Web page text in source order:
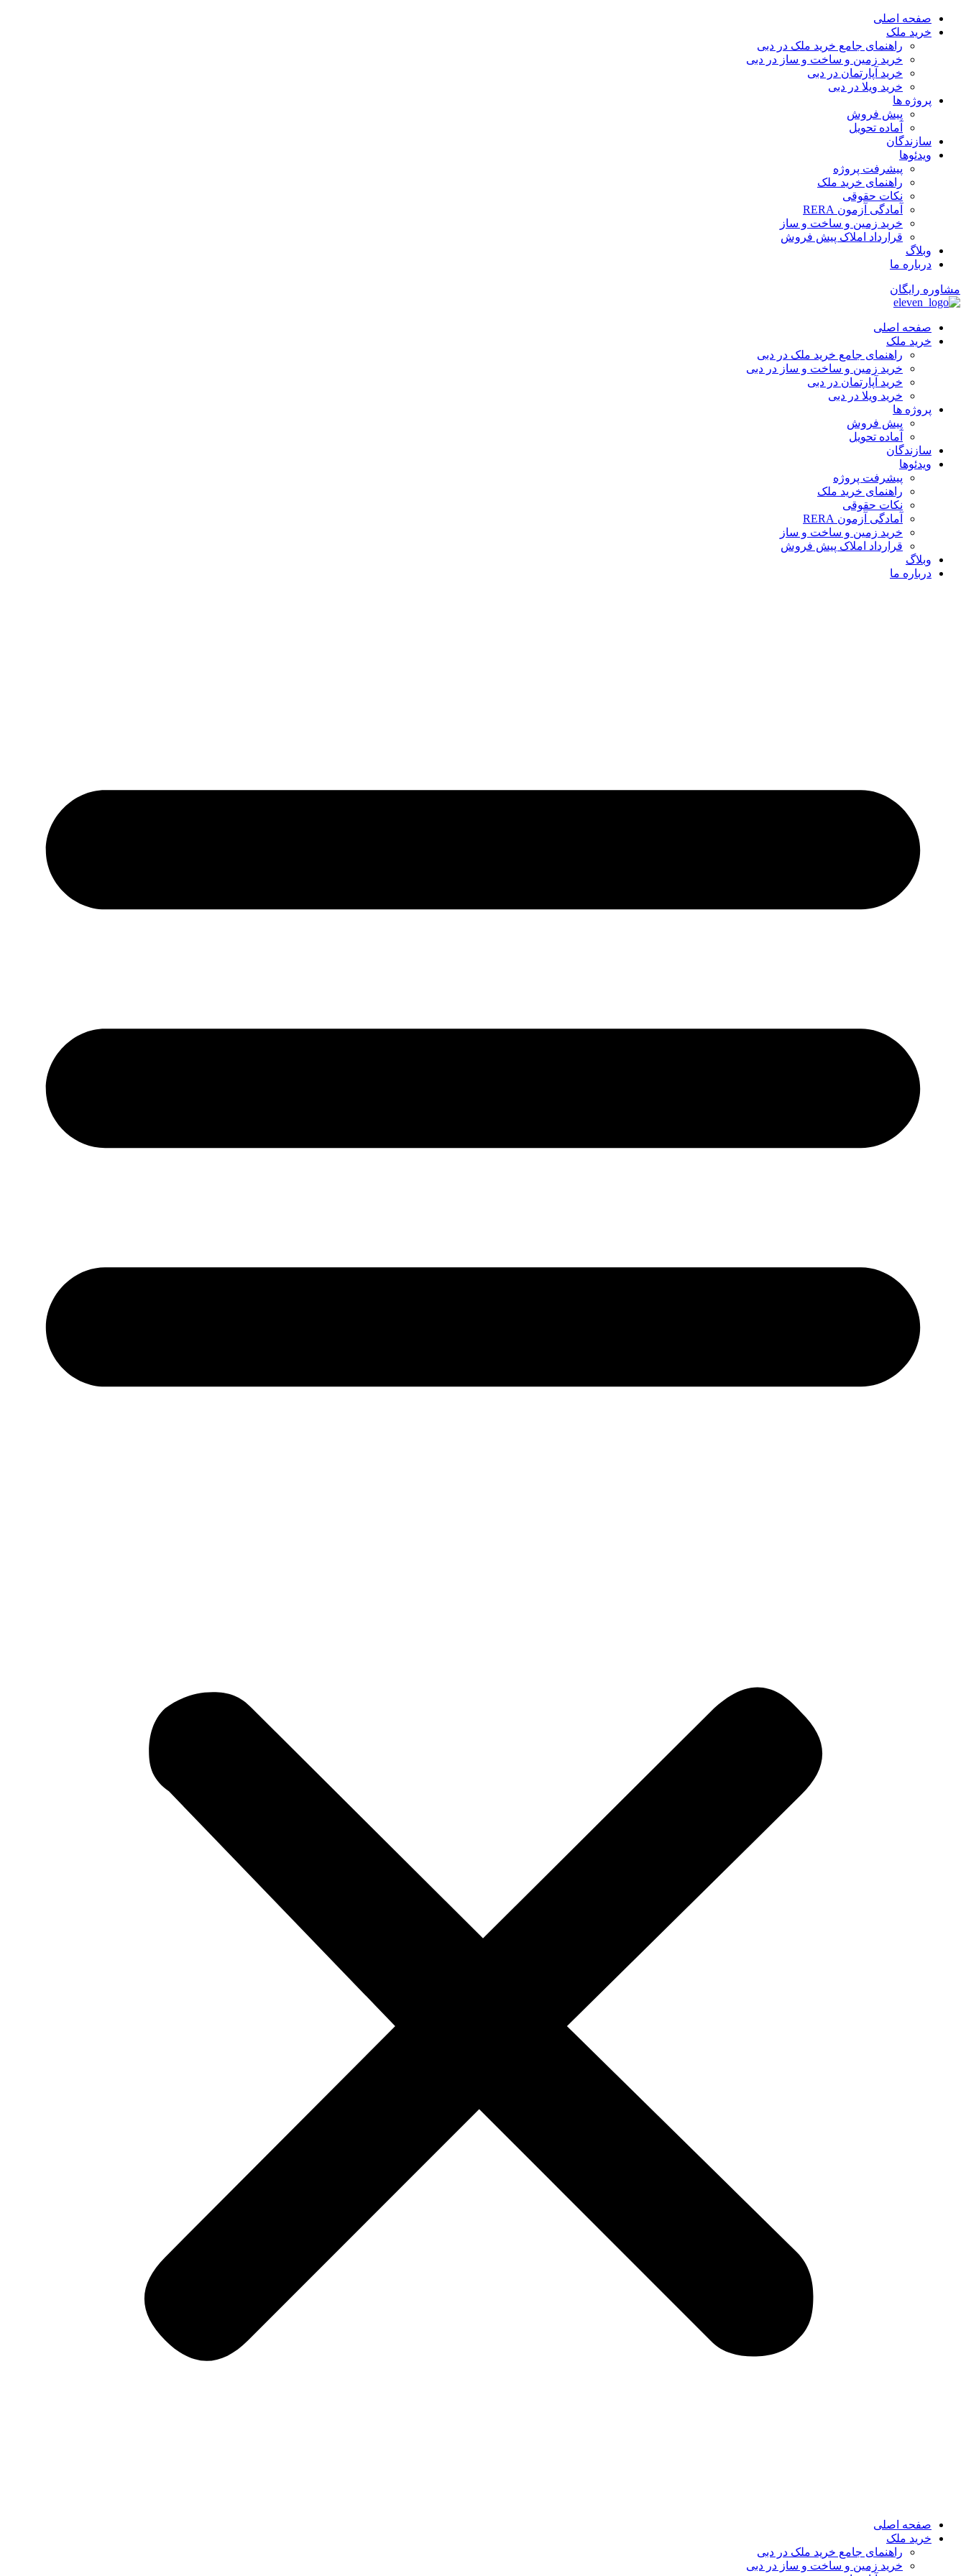
پرش
صفحه اصلی
خرید ملک
راهنمای جامع خرید ملک در دبی
خرید زمین و ساخت‌ و ساز در دبی
خرید آپارتمان در دبی
خرید ویلا در دبی
پروژه ها
پیش فروش
آماده تحویل
سازندگان
ویدئوها
پیشرفت پروژه
راهنمای خرید ملک
نکات حقوقی
آمادگی آزمون RERA
خرید زمین و ساخت و ساز
قرارداد املاک پیش فروش
وبلاگ
درباره ما
مشاوره رایگان
صفحه اصلی
خرید ملک
راهنمای جامع خرید ملک در دبی
خرید زمین و ساخت‌ و ساز در دبی
خرید آپارتمان در دبی
خرید ویلا در دبی
پروژه ها
پیش فروش
آماده تحویل
سازندگان
ویدئوها
پیشرفت پروژه
راهنمای خرید ملک
نکات حقوقی
آمادگی آزمون RERA
خرید زمین و ساخت و ساز
قرارداد املاک پیش فروش
وبلاگ
درباره ما
صفحه اصلی
خرید ملک
راهنمای جامع خرید ملک در دبی
خرید زمین و ساخت‌ و ساز در دبی